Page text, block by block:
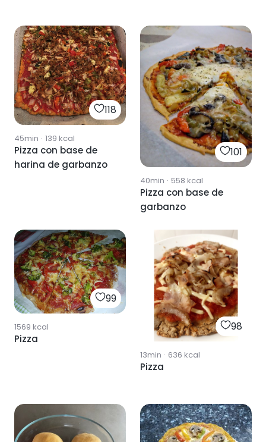
118
45min · 139 kcal
Pizza con base de
harina de garbanzo
101
40min · 558 kcal
Pizza con base de
garbanzo
99
1569 kcal
Pizza
98
13min · 636 kcal
Pizza